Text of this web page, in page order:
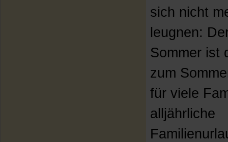
sich nicht
leugnen:
Sommer ist
zum
für viele
alljährliche